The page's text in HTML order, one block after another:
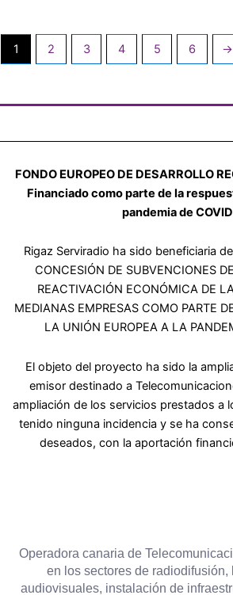
1 2 3 4 5 6 →
FONDO EUROPEO DE DESARROLLO
Financiado como parte de la
pandemia de COVID
Rigaz Serviradio ha sido beneficiaria
CONCESIÓN DE SUBVENCIONES
REACTIVACIÓN ECONÓMICA DE
MEDIANAS EMPRESAS COMO PARTE
LA UNIÓN EUROPEA A LA
El objeto del proyecto ha sido la
emisor destinado a
ampliación de los servicios prestados a
tenido ninguna incidencia y se ha
deseados, con la aportación
Operadora canaria de
en los sectores de radiodifusión,
audiovisuales, instalación de